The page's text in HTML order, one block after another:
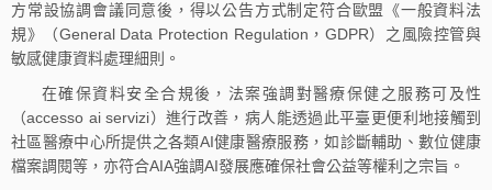
方常設協調會議同意後，得以公告方式制定符合歐盟《一般資料法
規》（General Data Protection Regulation，GDPR）之風險控管與
敏感健康資料處理細則。
在確保資料安全合規後，法案強調對醫療保健之服務可及性
（accesso ai servizi）進行改善，病人能透過此平臺更便利地接觸到
社區醫療中心所提供之各類AI健康醫療服務，如診斷輔助、數位健康
檔案調閱等，亦符合AIA強調AI發展應確保社會公益等權利之宗旨。